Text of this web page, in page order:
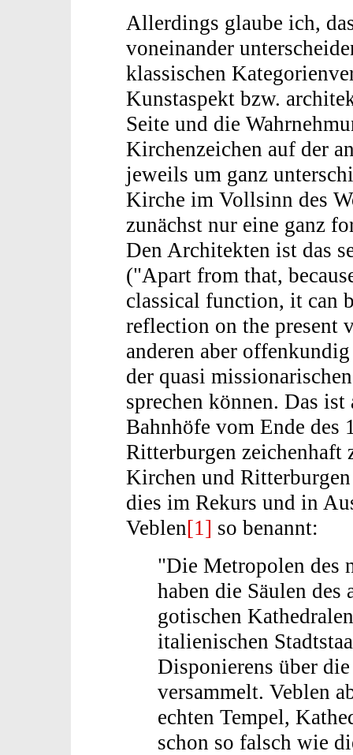
Allerdings glaube ich,
voneinander
klassischen
Kunstaspekt bzw.
Seite und die
Kirchenzeichen auf der
jeweils um ganz
Kirche im Vollsinn des
zunächst nur eine ganz
Den Architekten ist das
("Apart from that,
classical function, it can
reflection on the present
anderen aber
der quasi
sprechen können. Das
Bahnhöfe vom Ende des
Ritterburgen
Kirchen und
dies im Rekurs und in
Veblen[1] so benannt:
"Die Metropolen des
haben die Säulen des
gotischen
italienischen
Disponierens über
versammelt. Veblen
echten Tempel,
schon so falsch wie